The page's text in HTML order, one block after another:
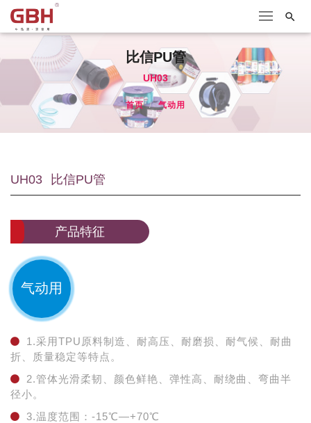

比信PU管
UH03
首页 气动用
UH03 比信PU管
产品特征
气动用
1.采用TPU原料制造、耐高压、耐磨损、耐气候、耐曲
折、质量稳定等特点。
2.管体光滑柔韧、颜色鲜艳、弹性高、耐绕曲、弯曲半
径小。
3.温度范围：-15℃—+70℃